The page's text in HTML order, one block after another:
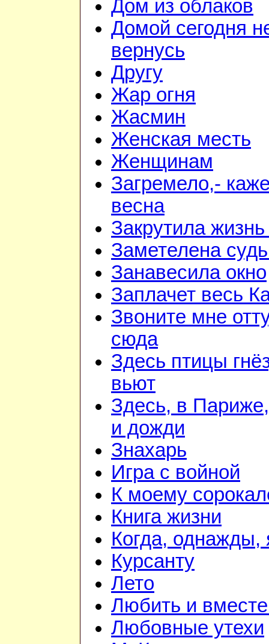
Дом из облаков
Домой сегодня
вернусь
Другу
Жар огня
Жасмин
Женская месть
Женщинам
Загремело,-
весна
Закрутила жизнь
Заметелена
Занавесила окно
Заплачет весь
Звоните мне
сюда
Здесь птицы
вьют
Здесь, в
и дожди
Знахарь
Игра с войной
К моему
Книга жизни
Когда, однажды,
Курсанту
Лето
Любить и
Любовные утехи